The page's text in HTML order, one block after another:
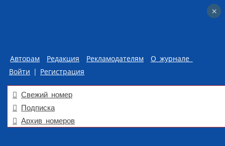
Авторам Редакция Рекламодателям
О журнале
Войти | Регистрация
Свежий номер
Подписка
Архив номеров
×
×